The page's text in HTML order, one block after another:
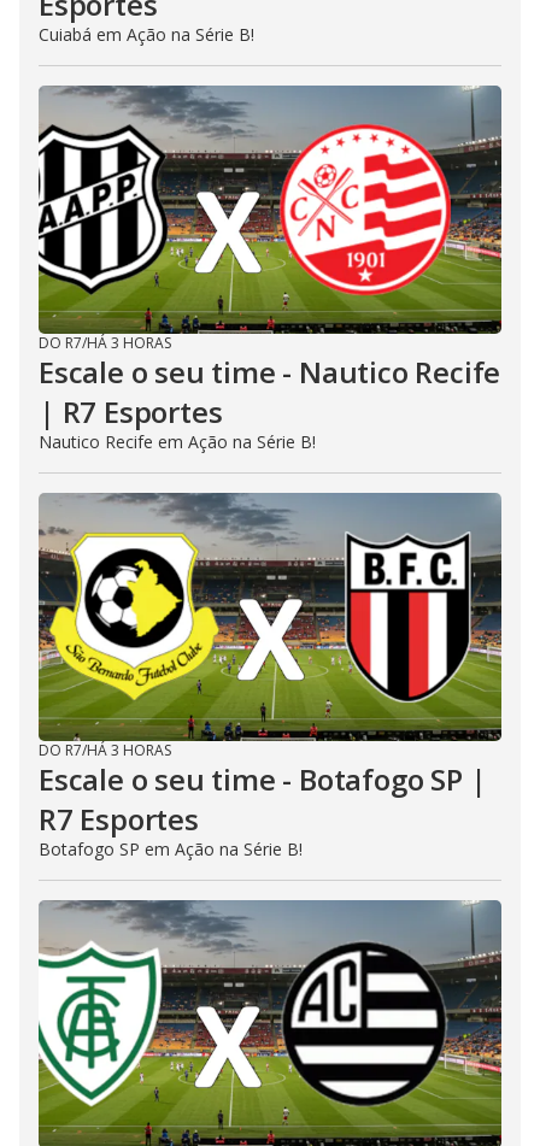
Cuiabá em Ação na Série B!
DO R7/HÁ 3 HORAS
Escale o seu time - Nautico Recife
| R7 Esportes
Nautico Recife em Ação na Série B!
DO R7/HÁ 3 HORAS
Escale o seu time - Botafogo SP |
R7 Esportes
Botafogo SP em Ação na Série B!